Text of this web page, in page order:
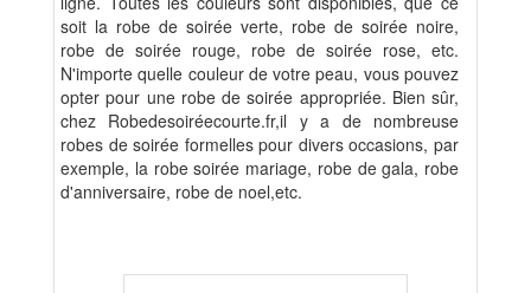
soit la robe de soirée verte, robe de soirée noire,
robe de soirée rouge, robe de soirée rose, etc.
N'importe quelle couleur de votre peau, vous pouvez
opter pour une robe de soirée appropriée. Bien sûr,
chez Robedesoiréecourte.fr,il y a de nombreuse
robes de soirée formelles pour divers occasions, par
exemple, la robe soirée mariage, robe de gala, robe
d'anniversaire, robe de noel,etc.